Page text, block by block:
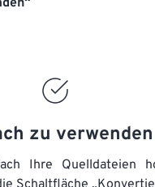
zu verwenden
Ihre Quelldateien